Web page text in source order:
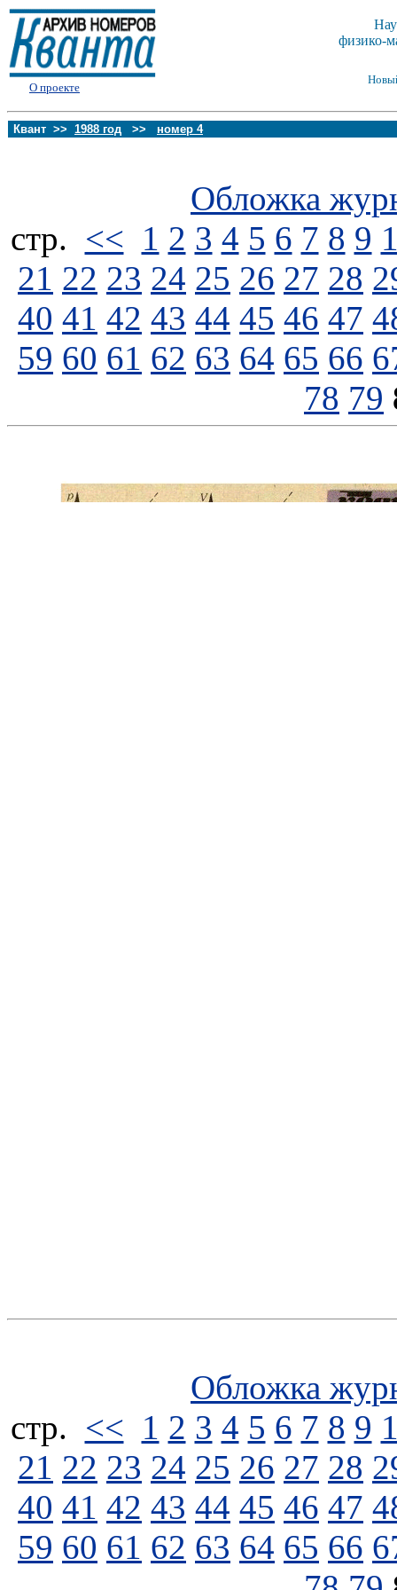
О проекте
физико-
Квант >> 1988 год >> номер 4
Обложка
стp. << 1 2 3 4 5 6 7 8 9
21 22 23 24 25 26 27 28
40 41 42 43 44 45 46 47
59 60 61 62 63 64 65 66
78 79
Обложка
стp. << 1 2 3 4 5 6 7 8 9
21 22 23 24 25 26 27 28
40 41 42 43 44 45 46 47
59 60 61 62 63 64 65 66